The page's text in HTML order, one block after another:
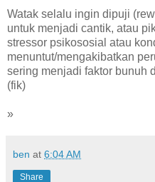
Watak selalu ingin dipuji
untuk menjadi cantik, atau
stressor psikososial atau
menuntut/mengakibatkan
sering menjadi faktor bunuh
(fik)
»
ben at 6:04 AM
Share